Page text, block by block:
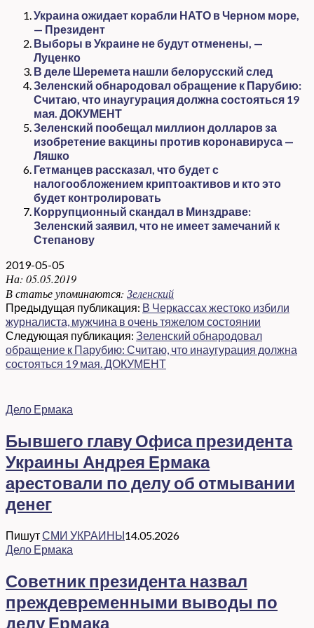
Украина ожидает корабли НАТО в Черном море,
— Президент
Выборы в Украине не будут отменены, —
Луценко
В деле Шеремета нашли белорусский след
Зеленский обнародовал обращение к Парубию:
Считаю, что инаугурация должна состояться 19
мая. ДОКУМЕНТ
Зеленский пообещал миллион долларов за
изобретение вакцины против коронавируса —
Ляшко
Гетманцев рассказал, что будет с
налогообложением криптоактивов и кто это
будет контролировать
Коррупционный скандал в Минздраве:
Зеленский заявил, что не имеет замечаний к
Степанову
2019-05-05
На: 05.05.2019
В статье упоминаются: Зеленский
Предыдущая публикация: В Черкассах жестоко избили
журналиста, мужчина в очень тяжелом состоянии
Следующая публикация: Зеленский обнародовал
обращение к Парубию: Считаю, что инаугурация должна
состояться 19 мая. ДОКУМЕНТ
Дело Ермака
Бывшего главу Офиса президента
Украины Андрея Ермака
арестовали по делу об отмывании
денег
ПишутСМИ УКРАИНЫ14.05.2026
Дело Ермака
Советник президента назвал
преждевременными выводы по
делу Ермака